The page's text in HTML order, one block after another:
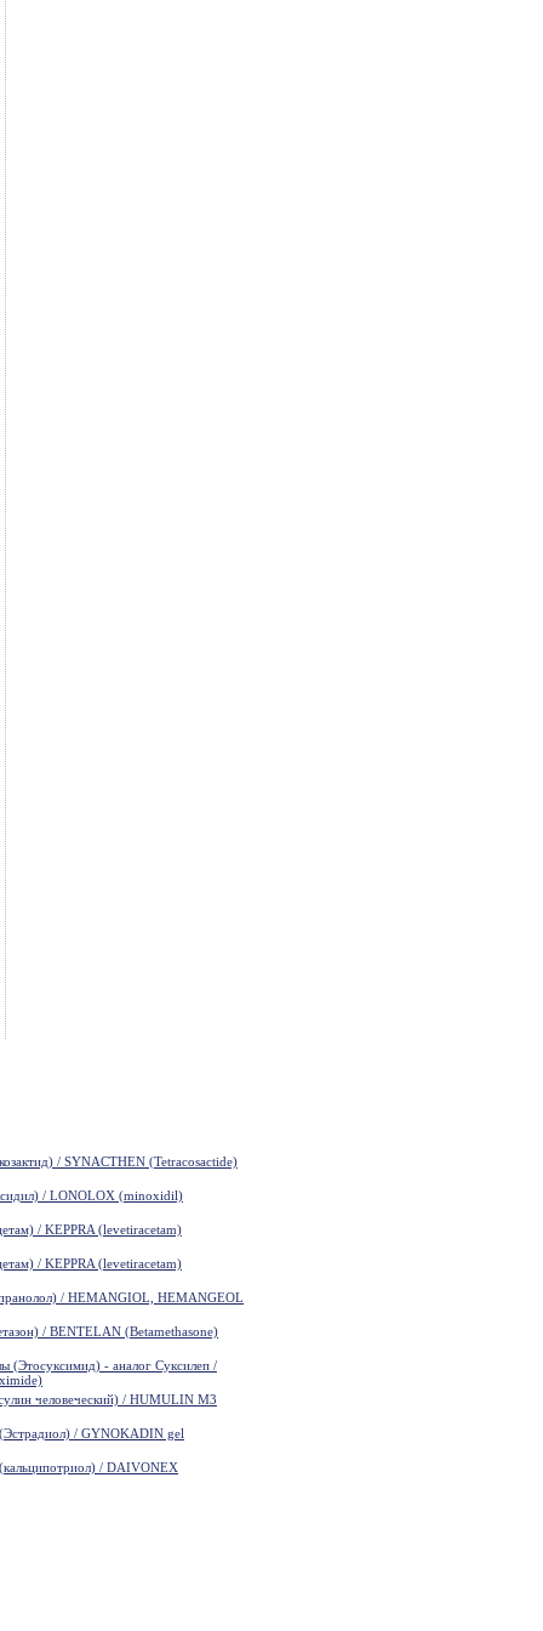
/ SYNACTHEN (Tetracosactide)
/ LONOLOX (minoxidil)
/ KEPPRA (levetiracetam)
/ KEPPRA (levetiracetam)
/ HEMANGIOL, HEMANGEOL
/ BENTELAN (Betamethasone)
- аналог Суксилеп /
человеческий) / HUMULIN M3
/ GYNOKADIN gel
/ DAIVONEX